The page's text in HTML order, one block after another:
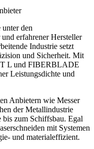
den
erfahrener Hersteller
Industrie setzt
und Sicherheit. Mit
L und FIBERBLADE
Leistungsdichte und
Anbietern wie Messer
der Metallindustrie
bis zum Schiffsbau. Egal
mit Systemen
und materialeffizient.